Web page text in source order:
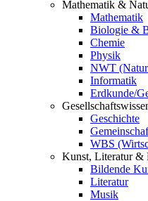
Mathematik &
Mathematik
Biologie &
Chemie
Physik
NWT
Informatik
Erdkunde/
Gesellschafts
Geschichte
WBS
Kunst, Literatur &
Bildende
Literatur
Musik